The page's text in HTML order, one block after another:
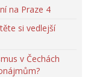
na Praze 4
si vedlejší
v Čechách